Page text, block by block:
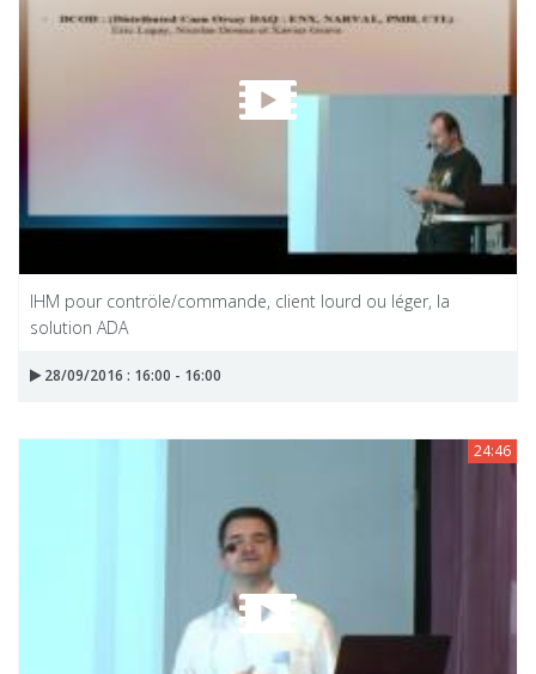
IHM pour contröle/commande, client lourd ou léger, la
solution ADA
28/09/2016 : 16:00 - 16:00
24:46